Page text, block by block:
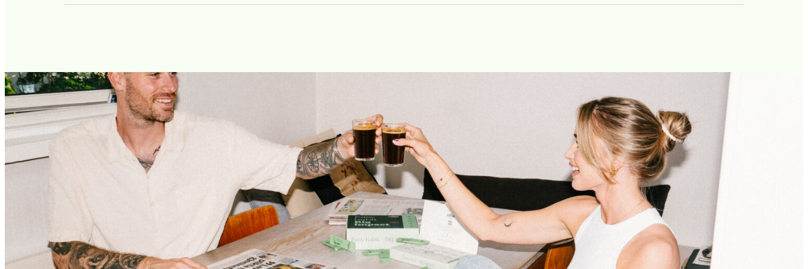
Nei, produktet har ikke forskjellig effekt i varm eller kald versjon. Kaffen løses opp i varmt vann og kan derfor drikkes både som en varm sort kaffe